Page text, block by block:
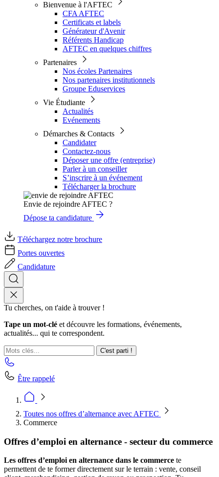
Bienvenue à l'AFTEC
CFA AFTEC
Certificats et labels
Générateur d'Avenir
Référents Handicap
AFTEC en quelques chiffres
Partenaires
Nos écoles Partenaires
Nos partenaires institutionnels
Groupe Eduservices
Vie Étudiante
Actualités
Evénements
Démarches & Contacts
Candidater
Contactez-nous
Déposer une offre (entreprise)
Parler à un conseiller
S’inscrire à un événement
Télécharger la brochure
Envie de rejoindre AFTEC ?
Dépose ta candidature
Téléchargez notre brochure
Portes ouvertes
Candidature
Tu cherches, on t'aide à trouver !
Tape un mot-clé et découvre les formations, événements,
actualités... qui te correspondent.
C'est parti !
Être rappelé
Toutes nos offres d’alternance avec AFTEC
Commerce
Offres d’emploi en alternance - secteur du commerce
Les offres d’emploi en alternance dans le commerce te
permettent de te former directement sur le terrain : vente, conseil